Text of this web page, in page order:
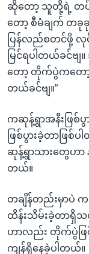
ဆိုတော့ သူတို့ရဲ့ တပ်
တော့ စီမံချက် တခု
ပြန်လည်စတင်ဖို့ လု
မြင်ရပါတယ်ခင်ဗ
တော့ တိုက်ပွဲကတော့
တယ်ခင်ဗျ။”
ကဆုန့်ရွာအနီးဖြစ်
ဖြစ်ပွားခဲ့တာဖြ
ဆုန့်ရွာသားတွေဟာ
တယ်။
တချိန်တည်းမှာပဲ
ထိန်းသိမ်းခဲ့တာရှိသ
ဟာလည်း တိုက်ပွဲဖြ
ကျန်ရှိနေခဲ့ပါတယ်။